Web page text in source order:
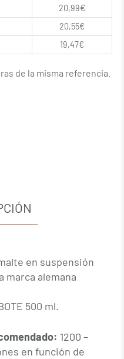
20,99€
20,55€
19,47€
de la misma referencia.
en suspensión
marca alemana
500 ml.
1200 –
en función de